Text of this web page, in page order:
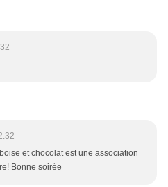
et chocolat est une association
Bonne soirée